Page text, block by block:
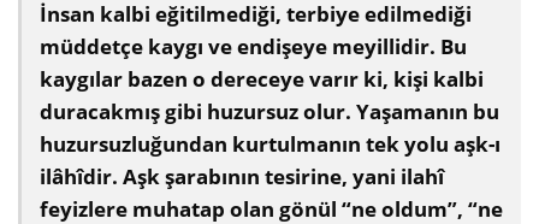
İnsan kalbi eğitilmediği, terbiye edilmediği
müddetçe kaygı ve endişeye meyillidir. Bu
kaygılar bazen o dereceye varır ki, kişi kalbi
duracakmış gibi huzursuz olur. Yaşamanın bu
huzursuzluğundan kurtulmanın tek yolu aşk-ı
ilâhîdir. Aşk şarabının tesirine, yani ilahî
feyizlere muhatap olan gönül “ne oldum”, “ne